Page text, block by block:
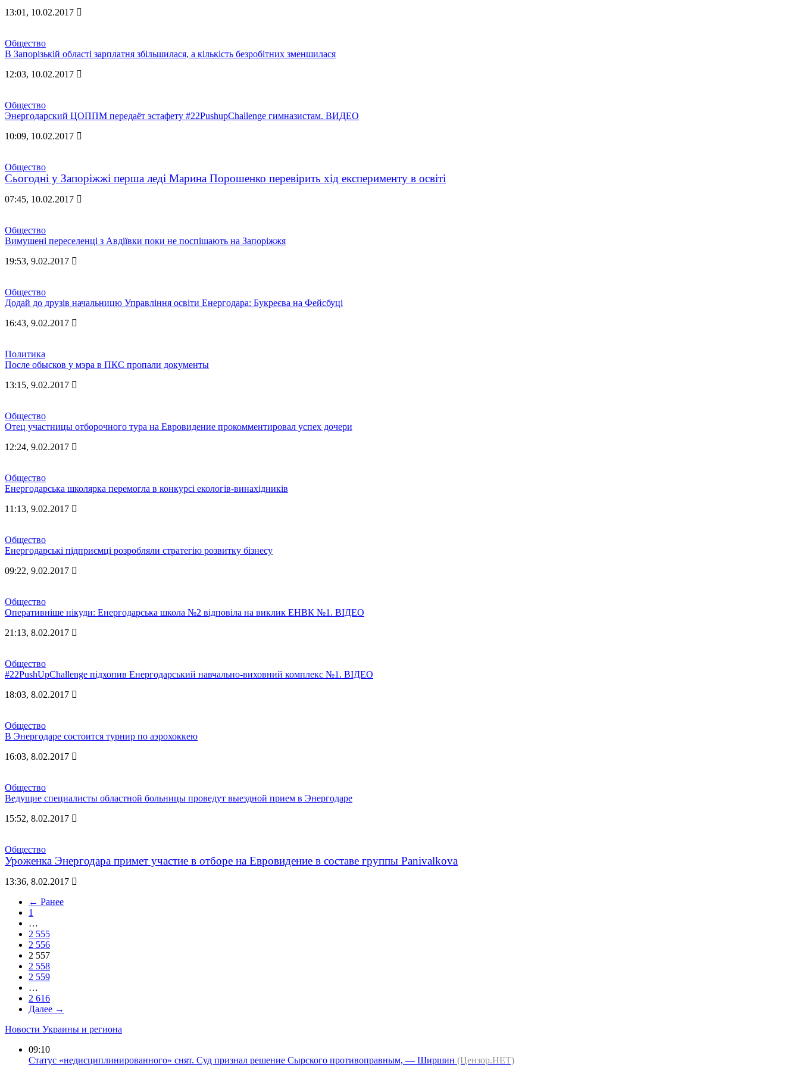
13:01, 10.02.2017
Общество
В Запорізькій області зарплатня збільшилася, а кількість безробітних зменшилася
12:03, 10.02.2017
Общество
Энергодарский ЦОППМ передаёт эстафету #22PushupChallenge гимназистам. ВИДЕО
10:09, 10.02.2017
Общество
Сьогодні у Запоріжжі перша леді Марина Порошенко перевірить хід експерименту в освіті
07:45, 10.02.2017
Общество
Вимушені переселенці з Авдіївки поки не поспішають на Запоріжжя
19:53, 9.02.2017
Общество
Додай до друзів начальницю Управління освіти Енергодара: Букреєва на Фейсбуці
16:43, 9.02.2017
Политика
После обысков у мэра в ПКС пропали документы
13:15, 9.02.2017
Общество
Отец участницы отборочного тура на Евровидение прокомментировал успех дочери
12:24, 9.02.2017
Общество
Енергодарська школярка перемогла в конкурсі екологів-винахідників
11:13, 9.02.2017
Общество
Енергодарські підприємці розробляли стратегію розвитку бізнесу
09:22, 9.02.2017
Общество
Оперативніше нікуди: Енергодарська школа №2 відповіла на виклик ЕНВК №1. ВІДЕО
21:13, 8.02.2017
Общество
#22PushUpChallenge підхопив Енергодарський навчально-виховний комплекс №1. ВІДЕО
18:03, 8.02.2017
Общество
В Энергодаре состоится турнир по аэрохоккею
16:03, 8.02.2017
Общество
Ведущие специалисты областной больницы проведут выездной прием в Энергодаре
15:52, 8.02.2017
Общество
Уроженка Энергодара примет участие в отборе на Евровидение в составе группы Panivalkova
13:36, 8.02.2017
← Ранее
1
…
2 555
2 556
2 557
2 558
2 559
…
2 616
Далее →
Новости Украины и региона
09:10
Статус «недисциплинированного» снят. Суд признал решение Сырского противоправным, — Ширшин (Цензор.НЕТ)